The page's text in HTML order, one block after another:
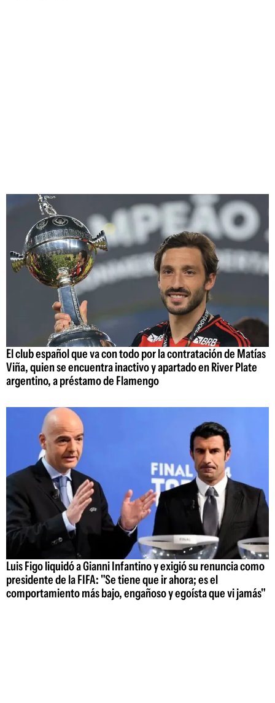
El club español que va con todo por la contratación de Matías
Viña, quien se encuentra inactivo y apartado en River Plate
argentino, a préstamo de Flamengo
Luis Figo liquidó a Gianni Infantino y exigió su renuncia como
presidente de la FIFA: "Se tiene que ir ahora; es el
comportamiento más bajo, engañoso y egoísta que vi jamás"